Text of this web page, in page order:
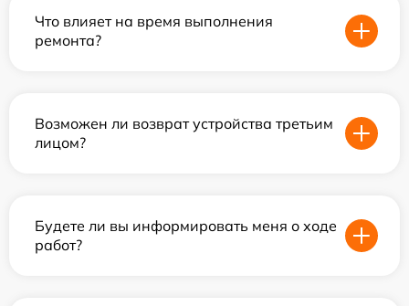
Что влияет на время выполнения
ремонта?
Возможен ли возврат устройства третьим
лицом?
Будете ли вы информировать меня о ходе
работ?